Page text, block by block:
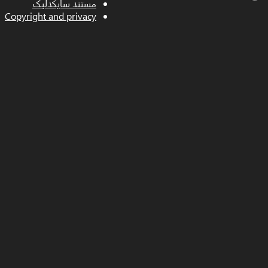
مستند سایکدلیک
Copyright and privacy